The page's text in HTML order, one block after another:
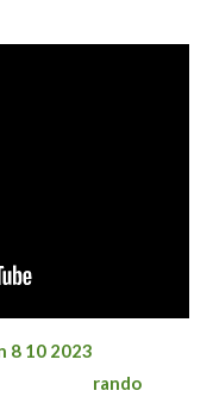
10 2023